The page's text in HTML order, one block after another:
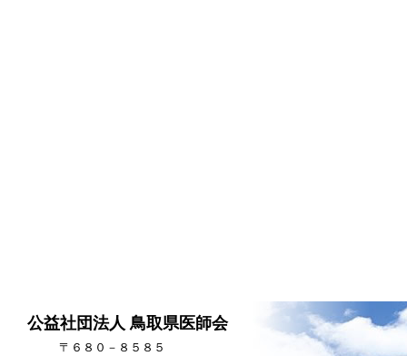
公益社団法人 鳥取県医師会
〒６８０－８５８５